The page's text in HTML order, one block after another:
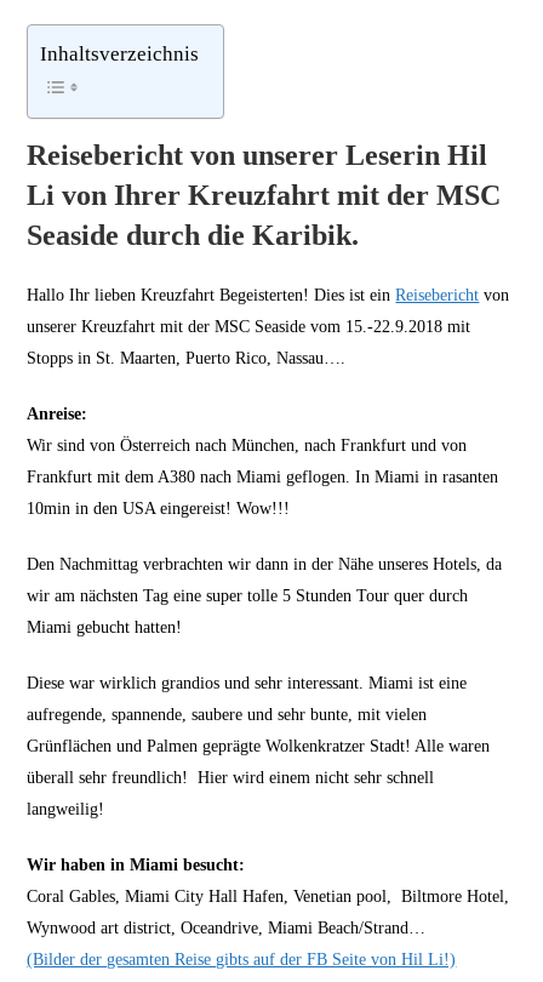
Inhaltsverzeichnis
Reisebericht von unserer Leserin Hil
Li von Ihrer Kreuzfahrt mit der MSC
Seaside durch die Karibik.
Hallo Ihr lieben Kreuzfahrt Begeisterten! Dies ist einReisebericht von
unserer Kreuzfahrt mit der MSC Seaside vom 15.-22.9.2018 mit
Stopps in St. Maarten, Puerto Rico, Nassau….
Anreise:
Wir sind von Österreich nach München, nach Frankfurt und von
Frankfurt mit dem A380 nach Miami geflogen. In Miami in rasanten
10min in den USA eingereist! Wow!!!
Den Nachmittag verbrachten wir dann in der Nähe unseres Hotels, da
wir am nächsten Tag eine super tolle 5 Stunden Tour quer durch
Miami gebucht hatten!
Diese war wirklich grandios und sehr interessant. Miami ist eine
aufregende, spannende, saubere und sehr bunte, mit vielen
Grünflächen und Palmen geprägte Wolkenkratzer Stadt! Alle waren
überall sehr freundlich! Hier wird einem nicht sehr schnell
langweilig!
Wir haben in Miami besucht:
Coral Gables, Miami City Hall Hafen, Venetian pool, Biltmore Hotel,
Wynwood art district, Oceandrive, Miami Beach/Strand…
(Bilder der gesamten Reise gibts auf der FB Seite von Hil Li!)